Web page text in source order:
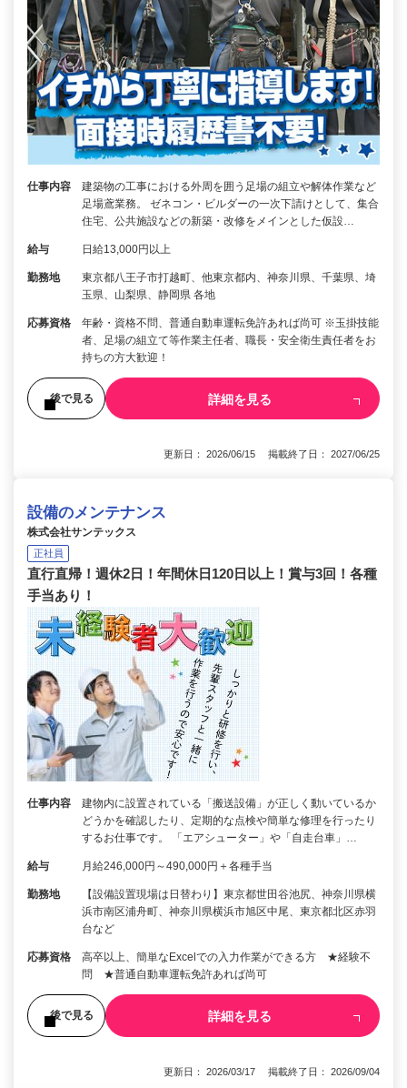
仕事内容
建築物の工事における外周を囲う足場の組立や解体作業など
足場鳶業務。 ゼネコン・ビルダーの一次下請けとして、集合
住宅、公共施設などの新築・改修をメインとした仮設…
給与 日給13,000円以上
勤務地
東京都八王子市打越町、他東京都内、神奈川県、千葉県、埼
玉県、山梨県、静岡県 各地
応募資格
年齢・資格不問、普通自動車運転免許あれば尚可 ※玉掛技能
者、足場の組立て等作業主任者、職長・安全衛生責任者をお
持ちの方大歓迎！
後で見る 詳細を見る
更新日： 2026/06/15 掲載終了日： 2027/06/25
設備のメンテナンス
株式会社サンテックス
正社員
直行直帰！週休2日！年間休日120日以上！賞与3回！各種
手当あり！
仕事内容
建物内に設置されている「搬送設備」が正しく動いているか
どうかを確認したり、定期的な点検や簡単な修理を行ったり
するお仕事です。 「エアシューター」や「自走台車」…
給与 月給246,000円～490,000円＋各種手当
勤務地
【設備設置現場は日替わり】東京都世田谷池尻、神奈川県横
浜市南区浦舟町、神奈川県横浜市旭区中尾、東京都北区赤羽
台など
応募資格
高卒以上、簡単なExcelでの入力作業ができる方 ★経験不
問 ★普通自動車運転免許あれば尚可
後で見る 詳細を見る
更新日： 2026/03/17 掲載終了日： 2026/09/04